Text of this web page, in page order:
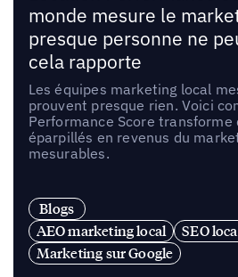
monde mesure le
presque personne ne
cela rapporte
Les équipes marketing local
prouvent presque rien. Voici
Performance Score
éparpillés en revenus du
mesurables.
Blogs
AEO marketing local
SEO
Marketing sur Google